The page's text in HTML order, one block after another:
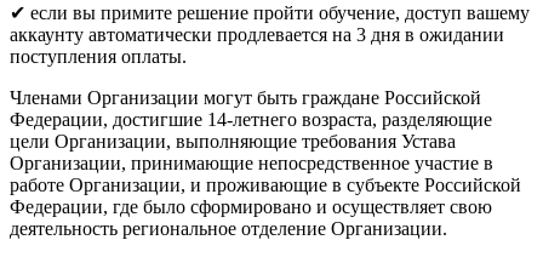
✔ если вы примите решение пройти обучение, доступ вашему
аккаунту автоматически продлевается на 3 дня в ожидании
поступления оплаты.
Членами Организации могут быть граждане Российской
Федерации, достигшие 14-летнего возраста, разделяющие
цели Организации, выполняющие требования Устава
Организации, принимающие непосредственное участие в
работе Организации, и проживающие в субъекте Российской
Федерации, где было сформировано и осуществляет свою
деятельность региональное отделение Организации.